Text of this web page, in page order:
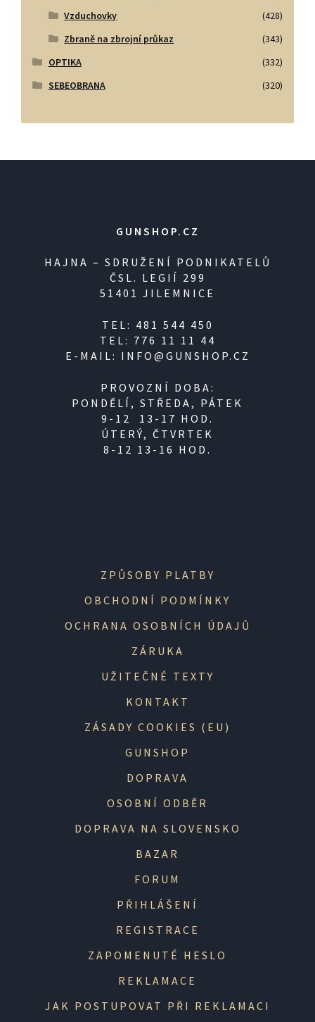
Vzduchovky
(428)
Zbraně na zbrojní průkaz
(343)
OPTIKA
(332)
SEBEOBRANA
(320)
GUNSHOP.CZ
HAJNA – SDRUŽENÍ PODNIKATELŮ
ČSL. LEGIÍ 299
51401 JILEMNICE
TEL: 481 544 450
TEL: 776 11 11 44
E-MAIL: INFO@GUNSHOP.CZ
PROVOZNÍ DOBA:
PONDĚLÍ, STŘEDA, PÁTEK
9-12 13-17 HOD.
ÚTERÝ, ČTVRTEK
8-12 13-16 HOD.
ZPŮSOBY PLATBY
OBCHODNÍ PODMÍNKY
OCHRANA OSOBNÍCH ÚDAJŮ
ZÁRUKA
UŽITEČNÉ TEXTY
KONTAKT
ZÁSADY COOKIES (EU)
GUNSHOP
DOPRAVA
OSOBNÍ ODBĚR
DOPRAVA NA SLOVENSKO
BAZAR
FORUM
PŘIHLÁŠENÍ
REGISTRACE
ZAPOMENUTÉ HESLO
REKLAMACE
JAK POSTUPOVAT PŘI REKLAMACI